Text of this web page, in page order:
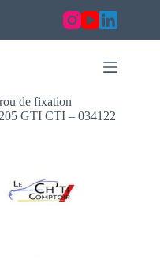
de fixation
GTI CTI – 034122